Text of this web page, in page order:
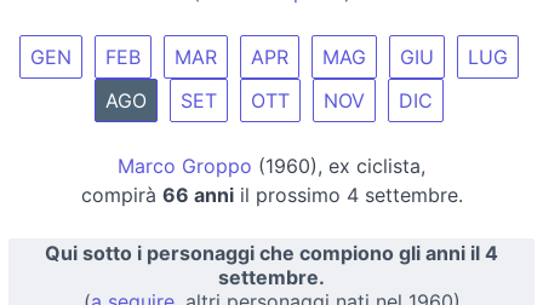
GEN FEB MAR APR MAG GIU
LUG
AGO
SET OTT NOV DIC
Marco Groppo (1960), ex ciclista,
compirà 66 anniil prossimo 4 settembre.
Qui sotto i personaggi che compiono gli anni il 4
settembre.